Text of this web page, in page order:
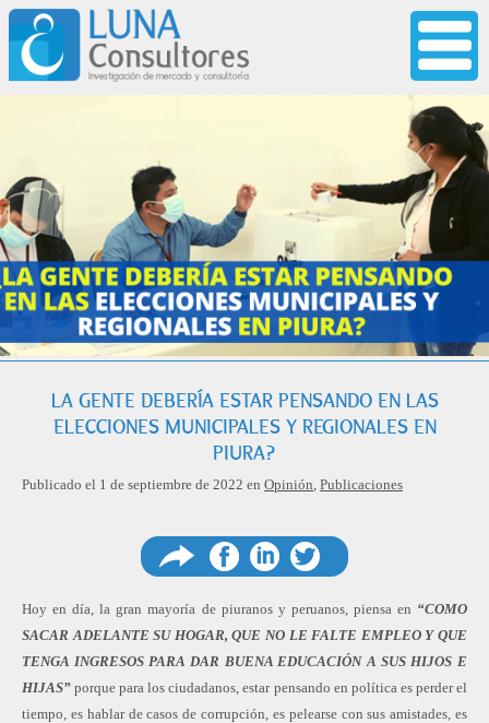
LA GENTE DEBERÍA ESTAR PENSANDO EN LAS
ELECCIONES MUNICIPALES Y REGIONALES EN
PIURA?
Publicado el 1 de septiembre de 2022 en Opinión, Publicaciones
en
Hoy en día, la gran mayoría de piuranos y peruanos, piensa en “COMO
SACAR ADELANTE SU HOGAR, QUE NO LE FALTE EMPLEO Y QUE
TENGA INGRESOS PARA DAR BUENA EDUCACIÓN A SUS HIJOS E
HIJAS” porque para los ciudadanos, estar pensando en política es perder el
tiempo, es hablar de casos de corrupción, es pelearse con sus amistades, es